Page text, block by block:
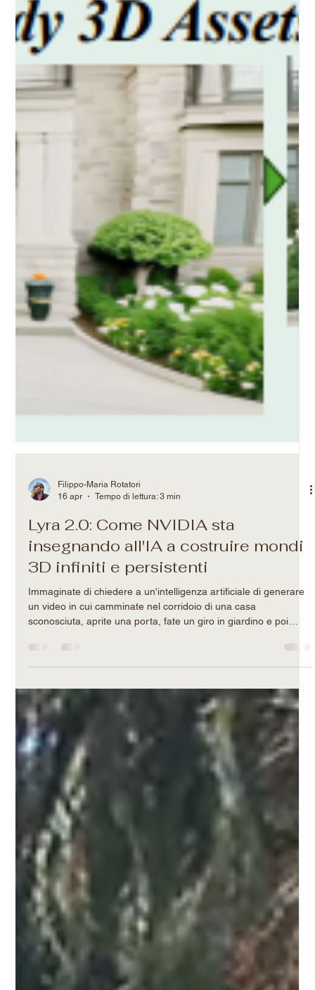
Filippo-Maria Rotatori
16 apr
Tempo di lettura: 3 min
Lyra 2.0: Come NVIDIA sta
3D infiniti e persistenti
Immaginate di chiedere a un'intelligenza artificiale di generare
un video in cui camminate nel corridoio di una casa
sconosciuta, aprite una porta, fate un giro in giardino e poi
rientrate. Finora, un'IA standard avrebbe fatto un ottimo lavoro
nei primi 3 secondi. Poi, le pareti avrebbero iniziato a
sciogliersi, e una volta rientrati in casa, il corridoio sarebbe
stato completamente diverso. Questo limite sta per essere